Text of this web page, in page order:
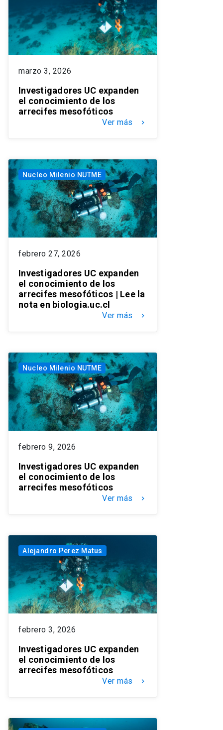
marzo 3, 2026
Investigadores UC expanden
el conocimiento de los
arrecifes mesofóticos
Ver más keyboard_arrow_right
Nucleo Milenio NUTME
febrero 27, 2026
Investigadores UC expanden
el conocimiento de los
arrecifes mesofóticos | Lee la
nota en biologia.uc.cl
Ver más keyboard_arrow_right
Nucleo Milenio NUTME
febrero 9, 2026
Investigadores UC expanden
el conocimiento de los
arrecifes mesofóticos
Ver más keyboard_arrow_right
Alejandro Perez Matus
febrero 3, 2026
Investigadores UC expanden
el conocimiento de los
arrecifes mesofóticos
Ver más keyboard_arrow_right